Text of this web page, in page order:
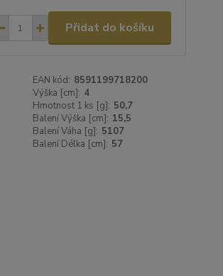
Přidat do košíku
EAN kód: 8591199718200
Výška [cm]: 4
Hmotnost 1 ks [g]: 50,7
Balení Výška [cm]: 15,5
Balení Váha [g]: 5107
Balení Délka [cm]: 57